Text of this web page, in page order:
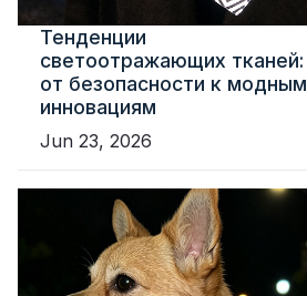
Тенденции
светоотражающих тканей:
от безопасности к модным
инновациям
Jun 23, 2026